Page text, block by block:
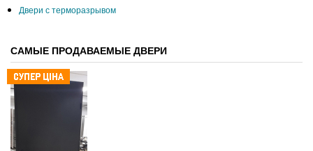
Двери с терморазрывом
САМЫЕ ПРОДАВАЕМЫЕ ДВЕРИ